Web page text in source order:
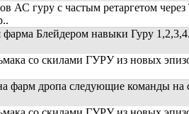
АС гуру с частым ретаргетом через
фарма Блейдером навыки Гуру
со скилами ГУРУ из новых
фарм дропа следующие команды на